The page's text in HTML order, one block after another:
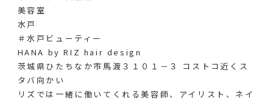
美容室
水戸
＃水戸ビューティー
HANA by RIZ hair design
茨城県ひたちなか市馬渡３１０１－３ コストコ近くス
タバ向かい
リズでは一緒に働いてくれる美容師、アイリスト、ネイ